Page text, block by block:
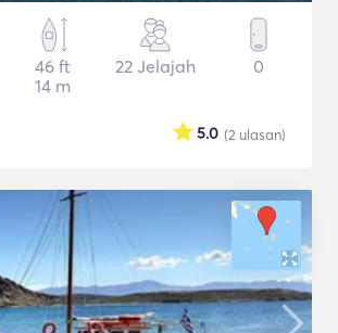
46 ft
14 m
22 Jelajah 0
(2 ulasan)
5.0